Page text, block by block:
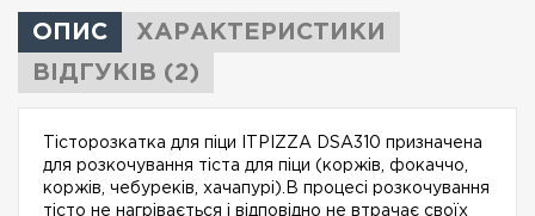
ОПИС
ХАРАКТЕРИСТИКИ
ВІДГУКІВ (2)
Тісторозкатка для піци ITPIZZA DSA310 призначена
для розкочування тіста для піци (коржів, фокаччо,
коржів, чебуреків, хачапурі).В процесі розкочування
тісто не нагрівається і відповідно не втрачає своїх